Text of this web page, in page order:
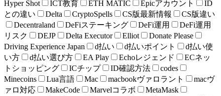
Hyper Shot
ICT教育 ETH MATIC Epicアカウント
ID
との違い
Delta CryptoSpells CS版最新情報
CS版違い
Decentraland
DeFiステーキング DeFi運用
DeFi運用
リスク
DEJP Delta Executor Elliot
Donate Please
Driving Experience Japan
d払い d払いポイント
d払い使
い方
d払い選び方 EA Play Echoレジェンド
ECネッ
トショッピング
ICチップ ID確認方法
codes
Minecoins
Lua言語 Mac macbookヴァロラント
macヴ
ァロ対応
MakeCode Marvelコラボ
MetaMask